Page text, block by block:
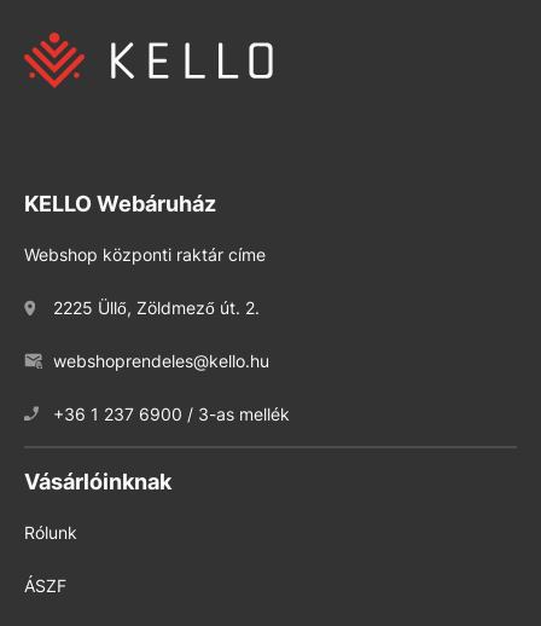
KELLO Webáruház
Webshop központi raktár címe
2225 Üllő, Zöldmező út. 2.
webshoprendeles@kello.hu
+36 1 237 6900 / 3-as mellék
Vásárlóinknak
Rólunk
ÁSZF